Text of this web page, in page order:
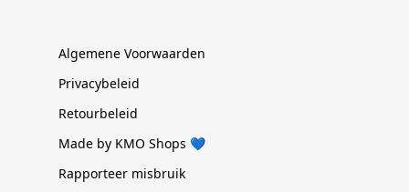
Algemene Voorwaarden
Privacybeleid
Retourbeleid
Made by KMO Shops 💙
Rapporteer misbruik